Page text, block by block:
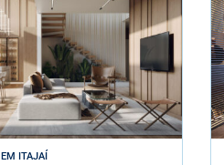
EM ITAJAÍ